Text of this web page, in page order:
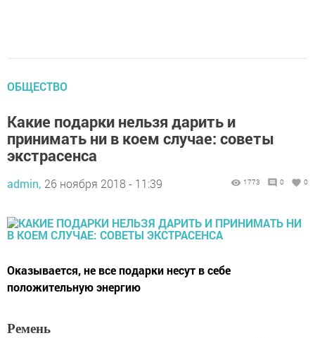
ОБЩЕСТВО
Какие подарки нельзя дарить и
принимать ни в коем случае: советы
экстрасенса
admin, 26 ноября 2018 - 11:39 1773 0 0
Оказывается, не все подарки несут в себе
положительную энергию
Ремень